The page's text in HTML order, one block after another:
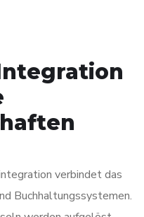
verbindet das
Buchhaltungssystemen.